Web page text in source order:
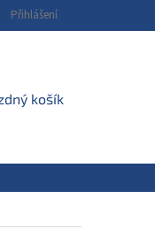
Přihlášení
košík